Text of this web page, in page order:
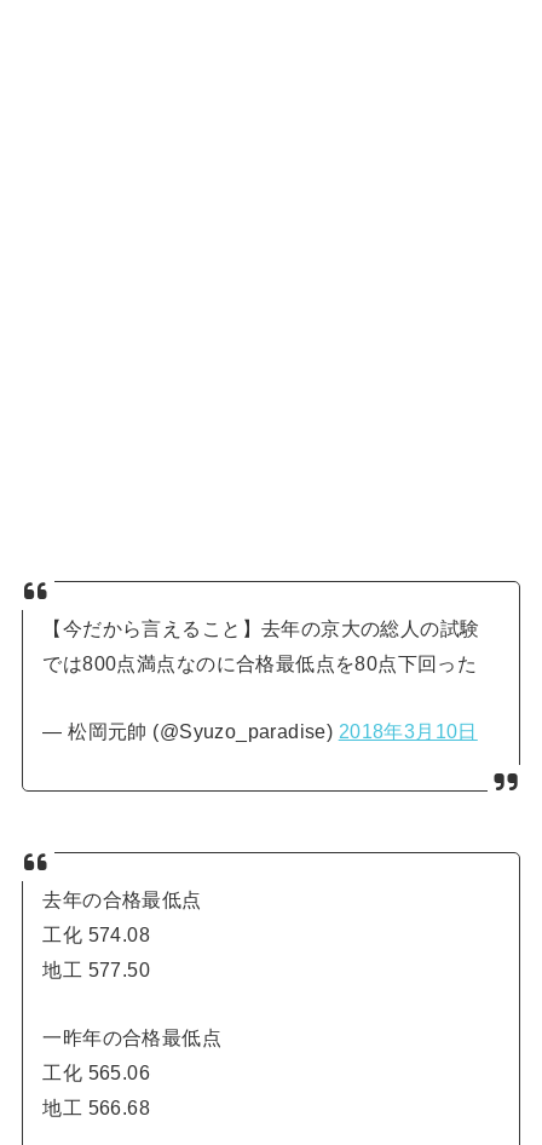
【今だから言えること】去年の京大の総人の試験
では800点満点なのに合格最低点を80点下回った
— 松岡元帥 (@Syuzo_paradise) 2018年3月10日
去年の合格最低点
工化 574.08
地工 577.50
一昨年の合格最低点
工化 565.06
地工 566.68